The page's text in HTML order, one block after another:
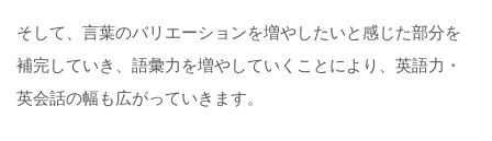
そして、言葉のバリエーションを増やしたいと感じた部分を
補完していき、語彙力を増やしていくことにより、英語力・
英会話の幅も広がっていきます。